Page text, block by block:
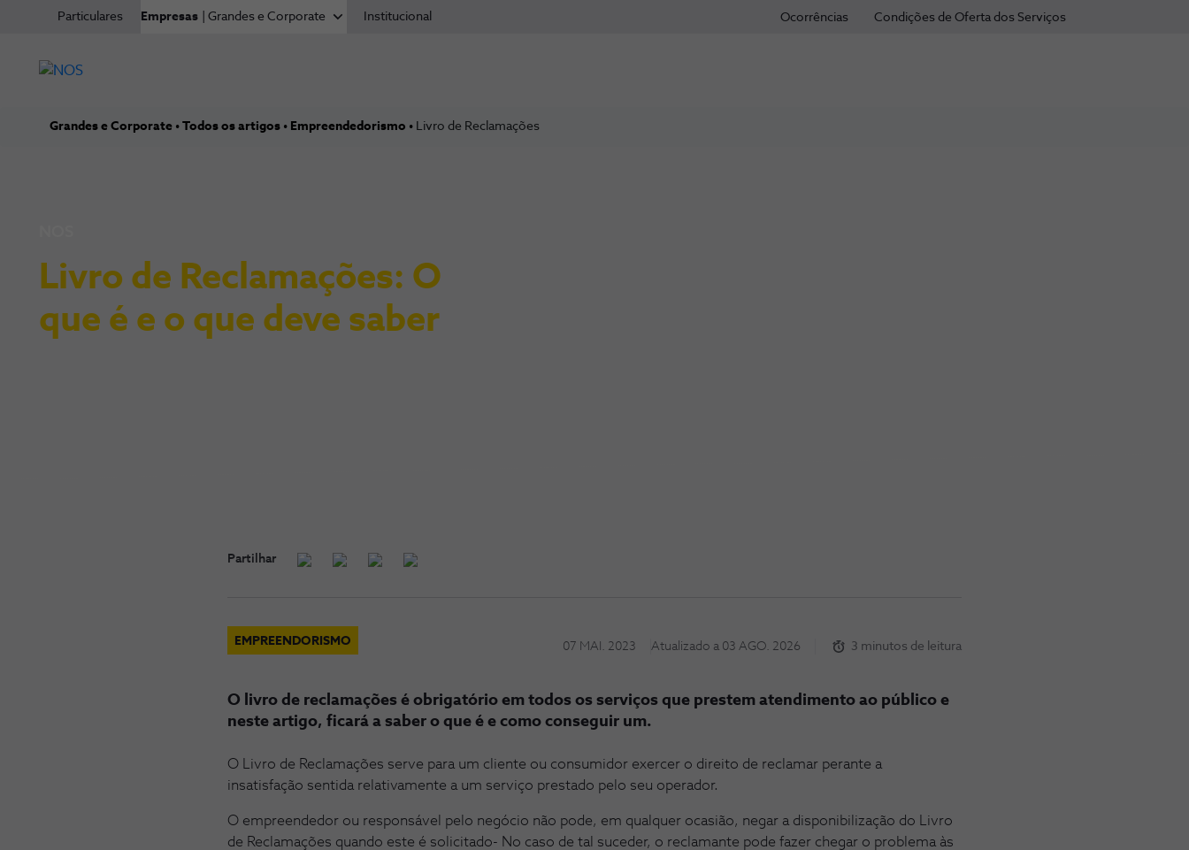
Particulares Empresas | Grandes e Corporate Institucional Ocorrências Condições de Oferta dos Serviços
Grandes e Corporate Todos os artigos Empreendedorismo Livro de Reclamações
Livro de Reclamações: O
que é e o que deve saber
Partilhar
EMPREENDORISMO 07 MAI. 2023 Atualizado a 03 AGO. 2026 3 minutos de leitura
O livro de reclamações é obrigatório em todos os serviços que prestem atendimento ao público e
neste artigo, ficará a saber o que é e como conseguir um.
O Livro de Reclamações serve para um cliente ou consumidor exercer o direito de reclamar perante a
insatisfação sentida relativamente a um serviço prestado pelo seu operador.
O empreendedor ou responsável pelo negócio não pode, em qualquer ocasião, negar a disponibilização do Livro
de Reclamações quando este é solicitado- No caso de tal suceder, o reclamante pode fazer chegar o problema às